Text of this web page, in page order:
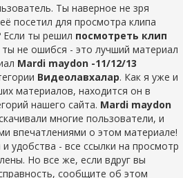
Ты наверное не зря
посетил для просмотра клипа
Если ты решил посмотреть клип
ты не ошибся - это лучший материал
Mardi maydon -11/12/13
Видеолавхалар. Как я уже и
материалов, находится он в
нашего сайта. Mardi maydon
многие пользователи, и
впечатлениями о этом материале!
удобства - все ссылки на просмотр
Но все же, если вдруг вы
сообщите об этом